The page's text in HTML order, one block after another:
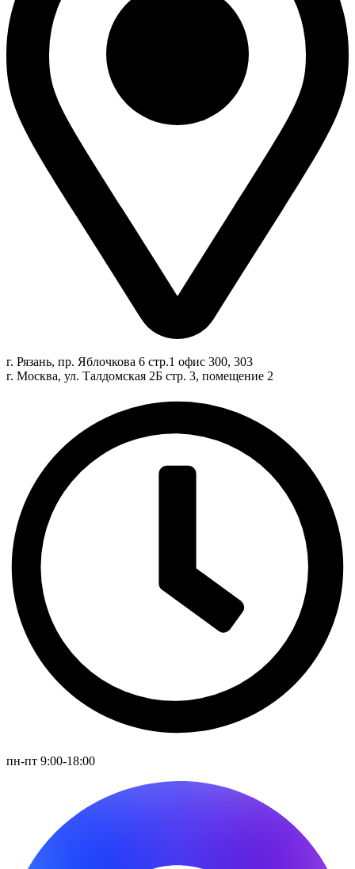
г. Рязань, пр. Яблочкова 6 стр.1 офис 300, 303
г. Москва, ул. Талдомская 2Б стр. 3, помещение 2
пн-пт 9:00-18:00